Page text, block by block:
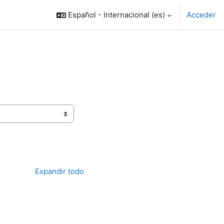
Español - Internacional ‎(es)‎ Acceder
Expandir todo